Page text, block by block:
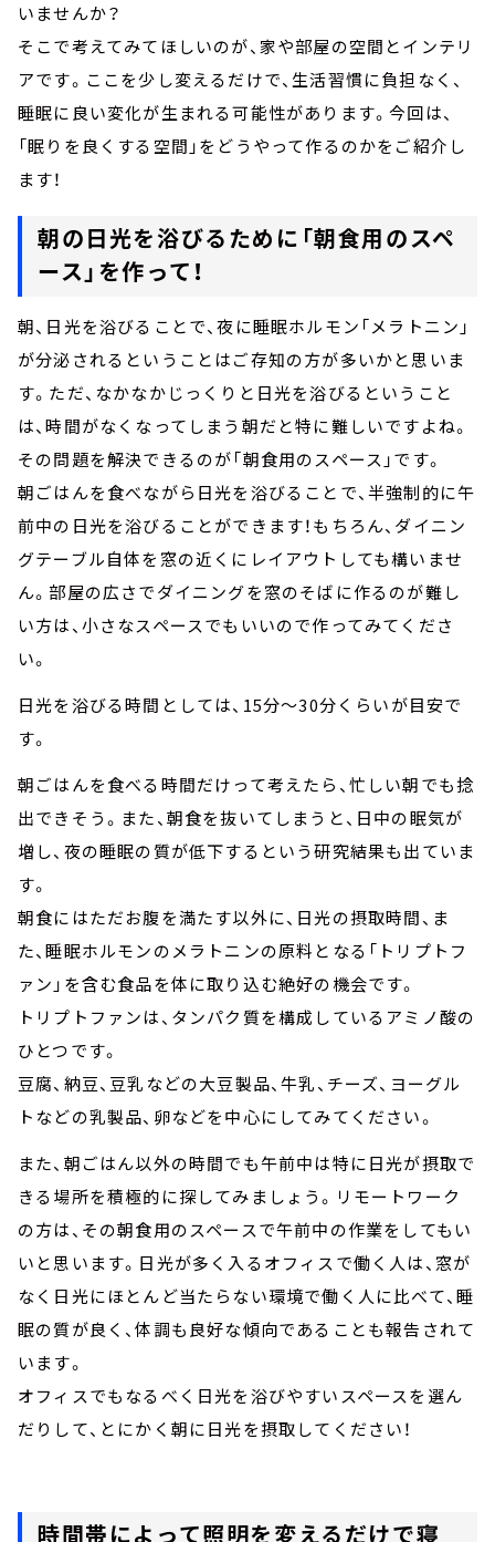
いませんか？
そこで考えてみてほしいのが、家や部屋の空間とインテリ
アです。ここを少し変えるだけで、生活習慣に負担なく、
睡眠に良い変化が生まれる可能性があります。今回は、
「眠りを良くする空間」をどうやって作るのかをご紹介し
ます！
朝の日光を浴びるために「朝食用のスペ
ース」を作って！
朝、日光を浴びることで、夜に睡眠ホルモン「メラトニン」
が分泌されるということはご存知の方が多いかと思いま
す。ただ、なかなかじっくりと日光を浴びるということ
は、時間がなくなってしまう朝だと特に難しいですよね。
その問題を解決できるのが「朝食用のスペース」です。
朝ごはんを食べながら日光を浴びることで、半強制的に午
前中の日光を浴びることができます！もちろん、ダイニン
グテーブル自体を窓の近くにレイアウトしても構いませ
ん。部屋の広さでダイニングを窓のそばに作るのが難し
い方は、小さなスペースでもいいので作ってみてくださ
い。
日光を浴びる時間としては、15分～30分くらいが目安で
す。
朝ごはんを食べる時間だけって考えたら、忙しい朝でも捻
出できそう。また、朝食を抜いてしまうと、日中の眠気が
増し、夜の睡眠の質が低下するという研究結果も出ていま
す。
朝食にはただお腹を満たす以外に、日光の摂取時間、ま
た、睡眠ホルモンのメラトニンの原料となる「トリプトフ
ァン」を含む食品を体に取り込む絶好の機会です。
トリプトファンは、タンパク質を構成しているアミノ酸の
ひとつです。
豆腐、納豆、豆乳などの大豆製品、牛乳、チーズ、ヨーグル
トなどの乳製品、卵などを中心にしてみてください。
また、朝ごはん以外の時間でも午前中は特に日光が摂取で
きる場所を積極的に探してみましょう。リモートワーク
の方は、その朝食用のスペースで午前中の作業をしてもい
いと思います。日光が多く入るオフィスで働く人は、窓が
なく日光にほとんど当たらない環境で働く人に比べて、睡
眠の質が良く、体調も良好な傾向であることも報告されて
います。
オフィスでもなるべく日光を浴びやすいスペースを選ん
だりして、とにかく朝に日光を摂取してください！
時間帯によって照明を変えるだけで寝